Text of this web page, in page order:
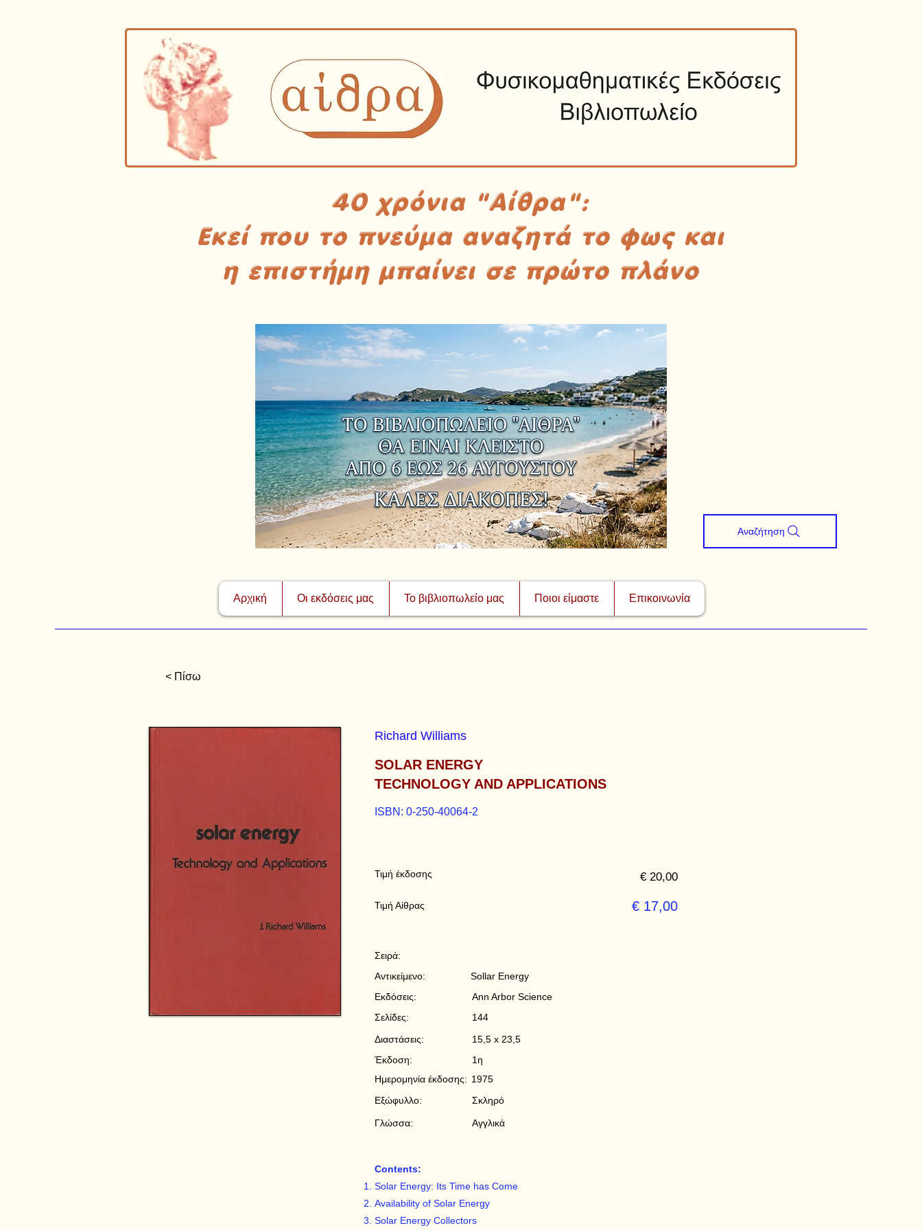
40 χρόνια "Αίθρα":
Εκεί που το πνεύμα αναζητά το φως και
η επιστήμη μπαίνει σε πρώτο πλάνο
Αρχική Οι εκδόσεις μας Το βιβλιοπωλείο μας Ποιοι είμαστε Επικοινωνία
Αναζήτηση
< Πίσω
Richard Williams
SOLAR ENERGY
TECHNOLOGY AND APPLICATIONS
ISBN: 0-250-40064-2
Τιμή έκδοσης
Τιμή Αίθρας
€ 20,00
€ 17,00
Sollar Energy
Ann Arbor Science
144
15,5 x 23,5
1η
1975
Σκληρό
Αγγλικά
Σειρά:
Αντικείμενο:
Εκδόσεις:
Σελίδες:
Διαστάσεις:
Έκδοση:
Ημερομηνία έκδοσης:
Εξώφυλλο:
Γλώσσα:
Contents:
Solar Energy: Its Time has Come
Availability of Solar Energy
Solar Energy Collectors